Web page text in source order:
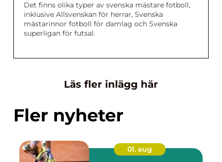
Det finns olika typer av svenska mästare fotboll,
inklusive Allsvenskan för herrar, Svenska
mästarinnor fotboll för damlag och Svenska
superligan för futsal.
Läs fler inlägg här
Fler nyheter
01. aug